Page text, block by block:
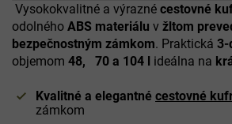
Vysokokvalitné a výrazné cestovné
odolného ABS materiálu v žltom
bezpečnostným zámkom. Praktická 3-
objemom 48, 70 a 104 l ideálna na
Kvalitné a elegantné cestovné
zámkom